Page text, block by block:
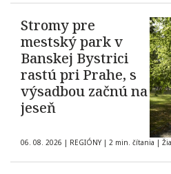
Stromy pre
mestský park v
Banskej Bystrici
rastú pri Prahe, s
výsadbou začnú na
jeseň
06. 08. 2026 | REGIÓNY | 2 min. čítania |